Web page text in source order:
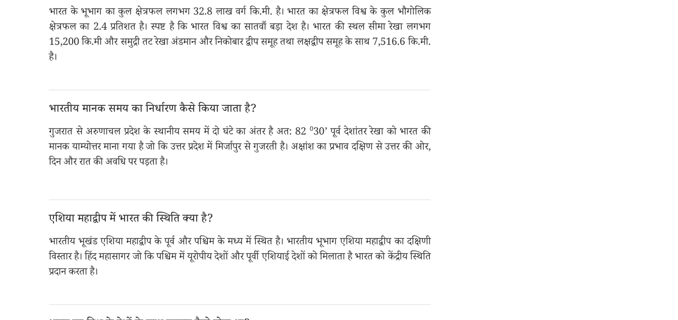
भारत के भूभाग का कुल क्षेत्रफल लगभग 32.8 लाख वर्ग कि.मी. है। भारत का क्षेत्रफल विश्व के कुल भौगोलिक
क्षेत्रफल का 2.4 प्रतिशत है। स्पष्ट है कि भारत विश्व का सातवाँ बड़ा देश है। भारत की स्थल सीमा रेखा लगभग
15,200 कि.मी और समुद्री तट रेखा अंडमान और निकोबार द्वीप समूह तथा लक्षद्वीप समूह के साथ 7,516.6 कि.मी.
है।
भारतीय मानक समय का निर्धारण कैसे किया जाता है?
गुजरात से अरुणाचल प्रदेश के स्थानीय समय में दो घंटे का अंतर है अत: 82 ⁰30’ पूर्व देशांतर रेखा को भारत की
मानक याम्योत्तर माना गया है जो कि उत्तर प्रदेश में मिर्जापुर से गुजरती है। अक्षांश का प्रभाव दक्षिण से उत्तर की ओर,
दिन और रात की अवधि पर पड़ता है।
एशिया महाद्वीप में भारत की स्थिति क्या है?
भारतीय भूखंड एशिया महाद्वीप के पूर्व और पश्चिम के मध्य में स्थित है। भारतीय भूभाग एशिया महाद्वीप का दक्षिणी
विस्तार है। हिंद महासागर जो कि पश्चिम में यूरोपीय देशों और पूर्वी एशियाई देशों को मिलाता है भारत को केंद्रीय स्थिति
प्रदान करता है।